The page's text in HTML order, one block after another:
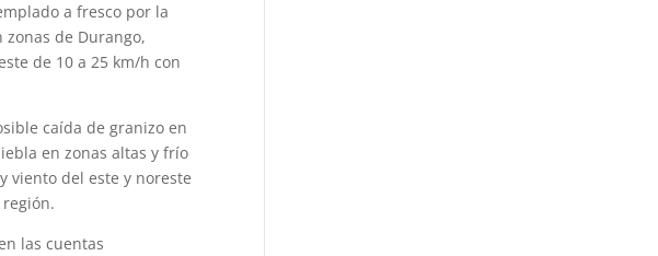
a fresco por la
de Durango,
de 10 a 25 km/h con
caída de granizo en
en zonas altas y frío
viento del este y noreste
las cuentas